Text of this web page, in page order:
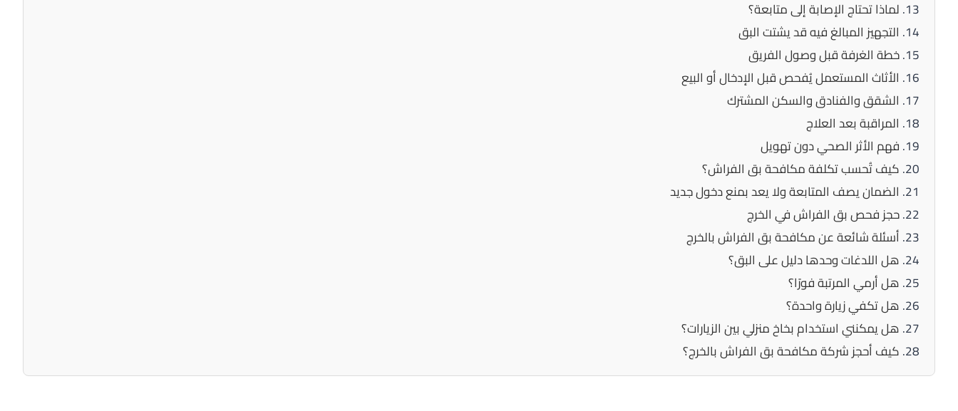
لماذا تحتاج الإصابة إلى متابعة؟
التجهيز المبالغ فيه قد يشتت البق
خطة الغرفة قبل وصول الفريق
الأثاث المستعمل يُفحص قبل الإدخال أو البيع
الشقق والفنادق والسكن المشترك
المراقبة بعد العلاج
فهم الأثر الصحي دون تهويل
كيف تُحسب تكلفة مكافحة بق الفراش؟
الضمان يصف المتابعة ولا يعد بمنع دخول جديد
حجز فحص بق الفراش في الخرج
أسئلة شائعة عن مكافحة بق الفراش بالخرج
هل اللدغات وحدها دليل على البق؟
هل أرمي المرتبة فورًا؟
هل تكفي زيارة واحدة؟
هل يمكنني استخدام بخاخ منزلي بين الزيارات؟
كيف أحجز شركة مكافحة بق الفراش بالخرج؟